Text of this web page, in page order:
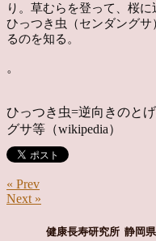
り。草むらを登って、桜に
ひっつき虫（センダング
るのを知る。
。
ひっつき虫=逆向きのと
グサ等（wikipedia）
« Prev
Next »
健康長寿研究所 静岡